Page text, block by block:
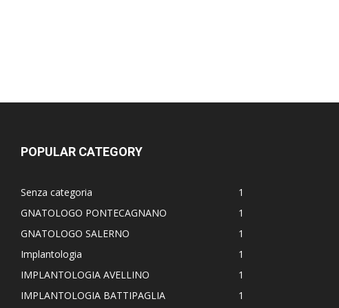
POPULAR CATEGORY
Senza categoria
1
GNATOLOGO PONTECAGNANO
1
GNATOLOGO SALERNO
1
Implantologia
1
IMPLANTOLOGIA AVELLINO
1
IMPLANTOLOGIA BATTIPAGLIA
1